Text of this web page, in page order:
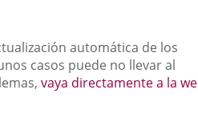
automática de los
casos puede no llevar al
vaya directamente a la